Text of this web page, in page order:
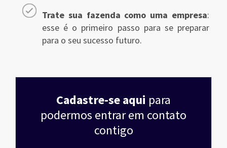
Trate sua fazenda como uma empresa:
esse é o primeiro passo para se preparar
para o seu sucesso futuro.
Cadastre-se aqui para
podermos entrar em contato
contigo